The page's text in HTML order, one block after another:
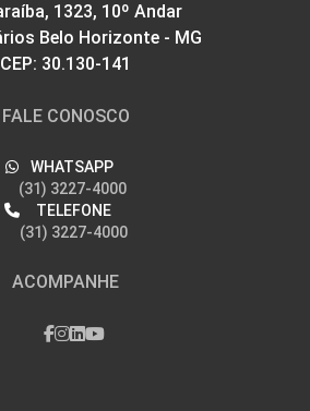
1323, 10º Andar
Belo Horizonte - MG
CEP: 30.130-141
FALE CONOSCO
WHATSAPP
(31) 3227-4000
TELEFONE
(31) 3227-4000
ACOMPANHE